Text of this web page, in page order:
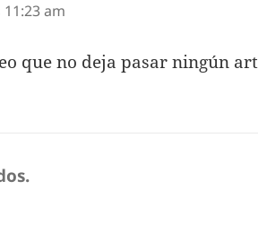
am
que no deja pasar ningún